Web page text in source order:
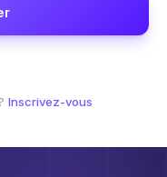
Inscrivez-vous